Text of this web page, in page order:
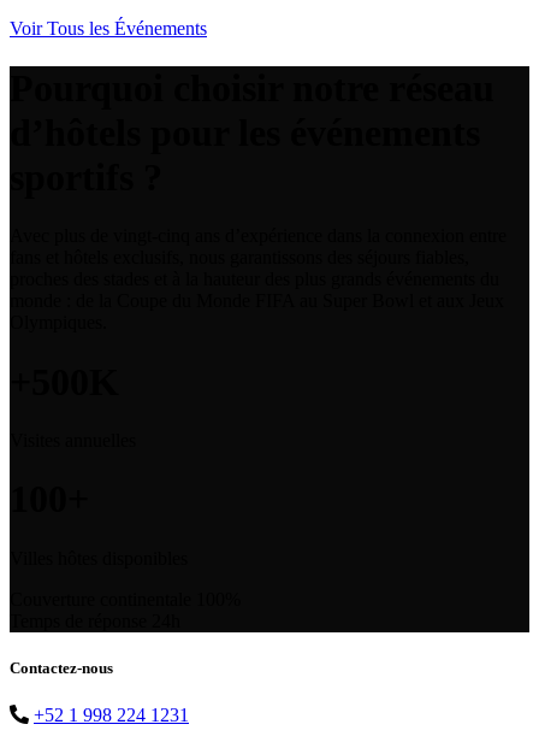
Voir Tous les Événements
Contactez-nous
+52 1 998 224 1231